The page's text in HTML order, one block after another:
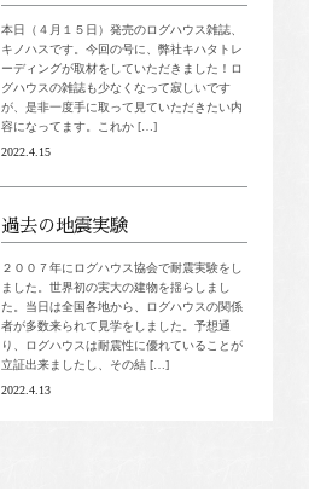
本日（４月１５日）発売のログハウス雑誌、
キノハスです。今回の号に、弊社キハタトレ
ーディングが取材をしていただきました！ロ
グハウスの雑誌も少なくなって寂しいです
が、是非一度手に取って見ていただきたい内
容になってます。これか […]
2022.4.15
過去の地震実験
２００７年にログハウス協会で耐震実験をし
ました。世界初の実大の建物を揺らしまし
た。当日は全国各地から、ログハウスの関係
者が多数来られて見学をしました。予想通
り、ログハウスは耐震性に優れていることが
立証出来ましたし、その結 […]
2022.4.13